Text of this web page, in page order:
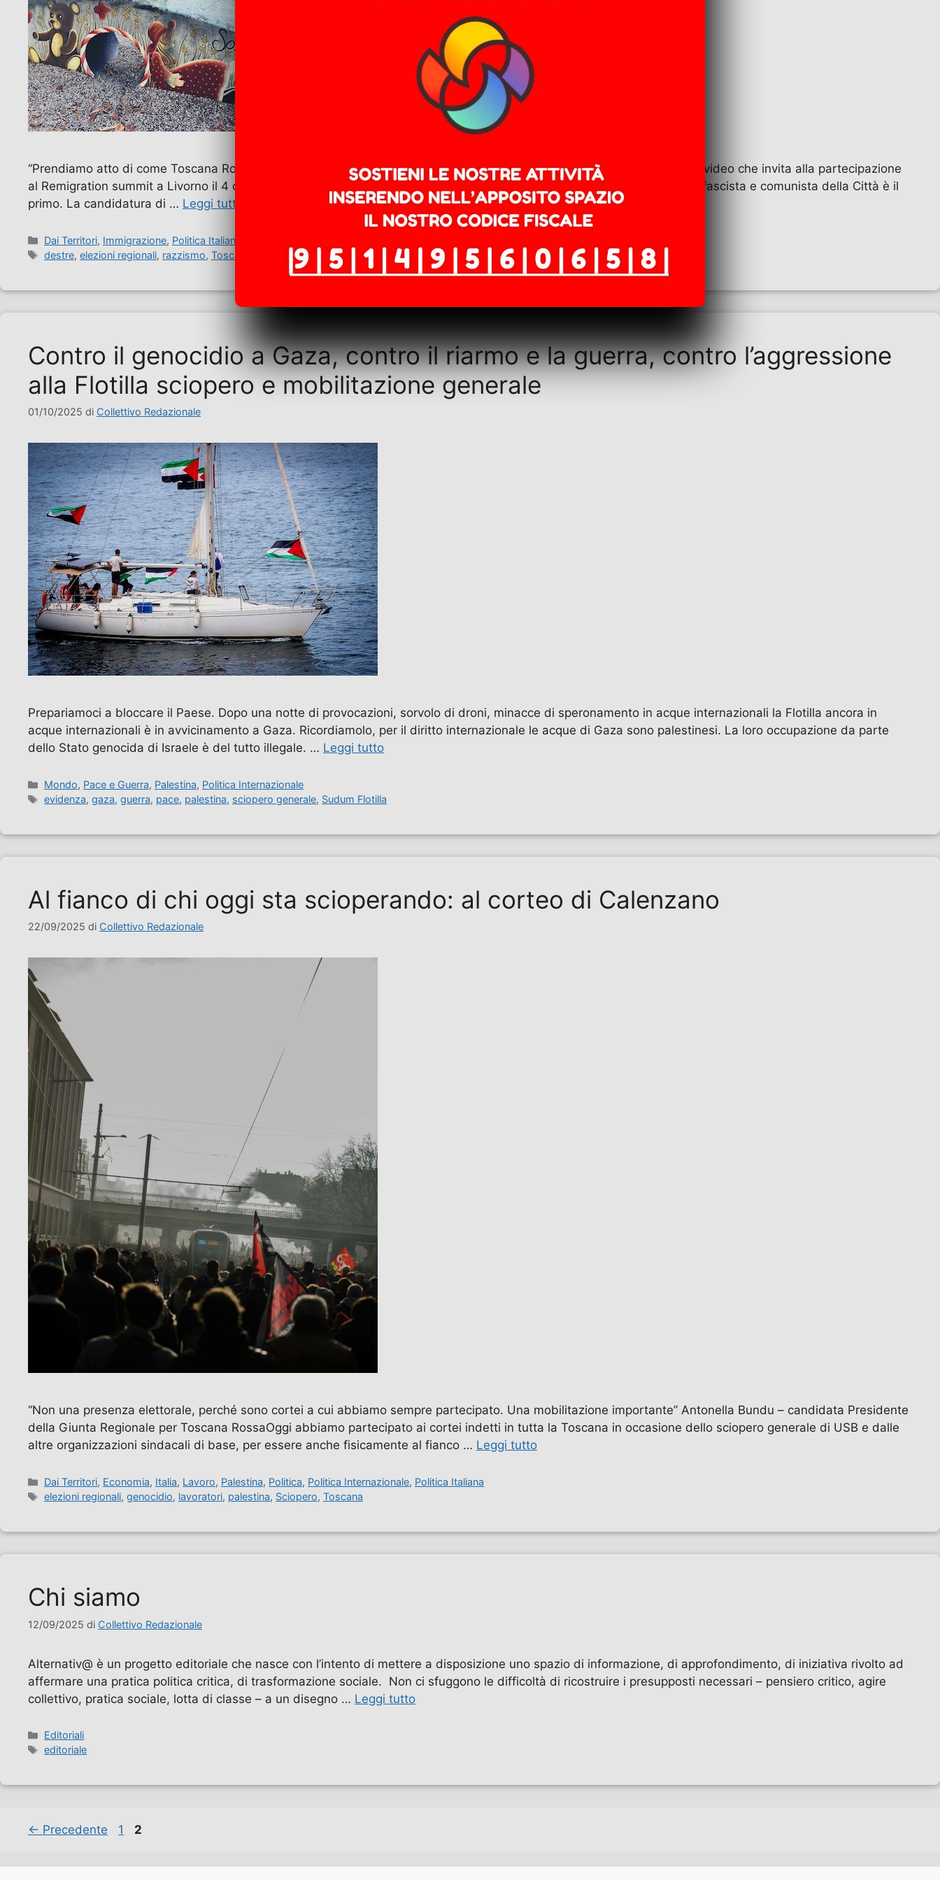
“Prendiamo atto di come Toscana Rossa rappresenti l’avversario per le peggiori destre occidentali” Toscana Rossa In un video che invita alla partecipazione
al Remigration summit a Livorno il 4 ottobre 2025 viene spiegato che il luogo è stato scelto per due ragioni: la storia antifascista e comunista della Città è il
primo. La candidatura di … Leggi tutto
Categorie
Dai Territori, Immigrazione, Politica Italiana
Tag
destre,elezioni regionali, razzismo,Toscana
Contro il genocidio a Gaza, contro il riarmo e la guerra, contro l’aggressione
alla Flotilla sciopero e mobilitazione generale
01/10/2025 di Collettivo Redazionale
Prepariamoci a bloccare il Paese. Dopo una notte di provocazioni, sorvolo di droni, minacce di speronamento in acque internazionali la Flotilla ancora in
acque internazionali è in avvicinamento a Gaza. Ricordiamolo, per il diritto internazionale le acque di Gaza sono palestinesi. La loro occupazione da parte
dello Stato genocida di Israele è del tutto illegale. … Leggi tutto
Categorie
Mondo, Pace e Guerra, Palestina, Politica Internazionale
Tag
evidenza,gaza,guerra, pace, palestina, sciopero generale, Sudum Flotilla
Al fianco di chi oggi sta scioperando: al corteo di Calenzano
22/09/2025 di Collettivo Redazionale
“Non una presenza elettorale, perché sono cortei a cui abbiamo sempre partecipato. Una mobilitazione importante” Antonella Bundu – candidata Presidente
della Giunta Regionale per Toscana Rossa​Oggi abbiamo partecipato ai cortei indetti in tutta la Toscana in occasione dello sciopero generale di USB e dalle
altre organizzazioni sindacali di base, per essere anche fisicamente al fianco … Leggi tutto
Categorie
Dai Territori, Economia, Italia, Lavoro, Palestina, Politica, Politica Internazionale, Politica Italiana
Tag
elezioni regionali,genocidio, lavoratori, palestina, Sciopero,Toscana
Chi siamo
12/09/2025 di Collettivo Redazionale
Alternativ@ è un progetto editoriale che nasce con l’intento di mettere a disposizione uno spazio di informazione, di approfondimento, di iniziativa rivolto ad
affermare una pratica politica critica, di trasformazione sociale. Non ci sfuggono le difficoltà di ricostruire i presupposti necessari – pensiero critico, agire
collettivo, pratica sociale, lotta di classe – a un disegno … Leggi tutto
Categorie
Editoriali
Tag
editoriale
← Precedente Pagina
1 Pagina
2